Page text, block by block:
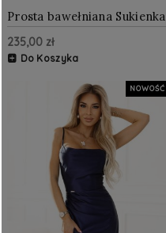
Prosta bawełniana Sukienka
z Dzianiny Czarna
235,00 zł
Do Koszyka
NOWOŚĆ